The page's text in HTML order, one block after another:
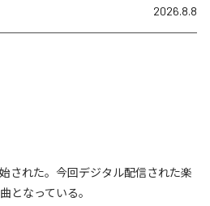
2026.8.8
始された。今回デジタル配信された楽
となっている。